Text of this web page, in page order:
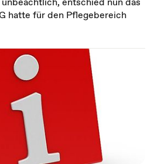
hatte für den Pflegebereich